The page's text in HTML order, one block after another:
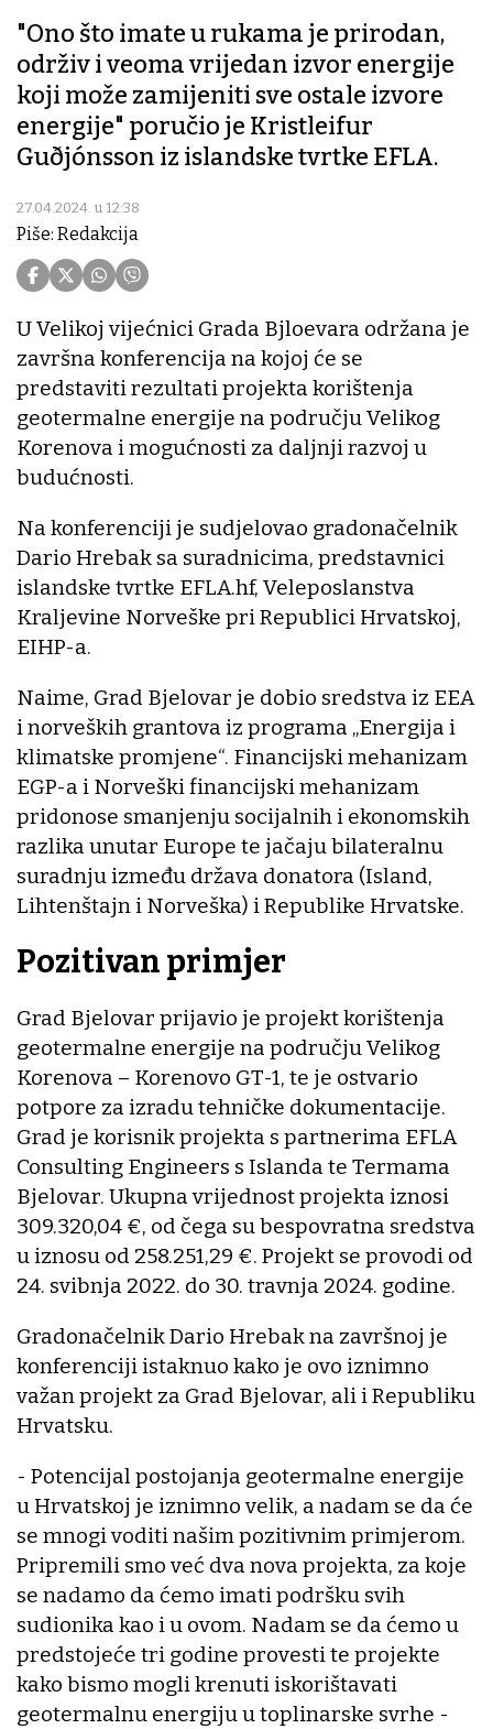
"Ono što imate u rukama je prirodan,
održiv i veoma vrijedan izvor energije
koji može zamijeniti sve ostale izvore
energije" poručio je Kristleifur
Guðjónsson iz islandske tvrtke EFLA.
27.04.2024. u 12:38
Piše: Redakcija
U Velikoj vijećnici Grada Bjloevara održana je
završna konferencija na kojoj će se
predstaviti rezultati projekta korištenja
geotermalne energije na području Velikog
Korenova i mogućnosti za daljnji razvoj u
budućnosti.
Na konferenciji je sudjelovao gradonačelnik
Dario Hrebak sa suradnicima, predstavnici
islandske tvrtke EFLA.hf, Veleposlanstva
Kraljevine Norveške pri Republici Hrvatskoj,
EIHP-a.
Naime, Grad Bjelovar je dobio sredstva iz EEA
i norveških grantova iz programa „Energija i
klimatske promjene“. Financijski mehanizam
EGP-a i Norveški financijski mehanizam
pridonose smanjenju socijalnih i ekonomskih
razlika unutar Europe te jačaju bilateralnu
suradnju između država donatora (Island,
Lihtenštajn i Norveška) i Republike Hrvatske.
Pozitivan primjer
Grad Bjelovar prijavio je projekt korištenja
geotermalne energije na području Velikog
Korenova – Korenovo GT-1, te je ostvario
potpore za izradu tehničke dokumentacije.
Grad je korisnik projekta s partnerima EFLA
Consulting Engineers s Islanda te Termama
Bjelovar. Ukupna vrijednost projekta iznosi
309.320,04 €, od čega su bespovratna sredstva
u iznosu od 258.251,29 €. Projekt se provodi od
24. svibnja 2022. do 30. travnja 2024. godine.
Gradonačelnik Dario Hrebak na završnoj je
konferenciji istaknuo kako je ovo iznimno
važan projekt za Grad Bjelovar, ali i Republiku
Hrvatsku.
- Potencijal postojanja geotermalne energije
u Hrvatskoj je iznimno velik, a nadam se da će
se mnogi voditi našim pozitivnim primjerom.
Pripremili smo već dva nova projekta, za koje
se nadamo da ćemo imati podršku svih
sudionika kao i u ovom. Nadam se da ćemo u
predstojeće tri godine provesti te projekte
kako bismo mogli krenuti iskorištavati
geotermalnu energiju u toplinarske svrhe -